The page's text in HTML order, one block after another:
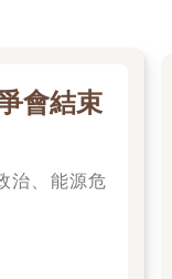
會被深深地愛著、
境中好好適應，繼
會結束
治、能源危